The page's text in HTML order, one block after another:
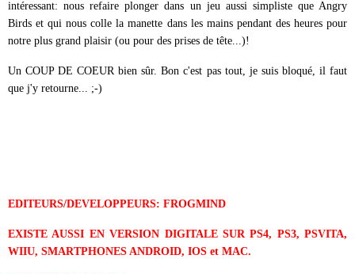
intéressant: nous refaire plonger dans un jeu aussi simpliste que Angry
Birds et qui nous colle la manette dans les mains pendant des heures pour
notre plus grand plaisir (ou pour des prises de tête...)!
Un COUP DE COEUR bien sûr. Bon c'est pas tout, je suis bloqué, il faut
que j'y retourne... ;-)
EDITEURS/DEVELOPPEURS: FROGMIND
EXISTE AUSSI EN VERSION DIGITALE SUR PS4, PS3, PSVITA,
WIIU, SMARTPHONES ANDROID, IOS et MAC.